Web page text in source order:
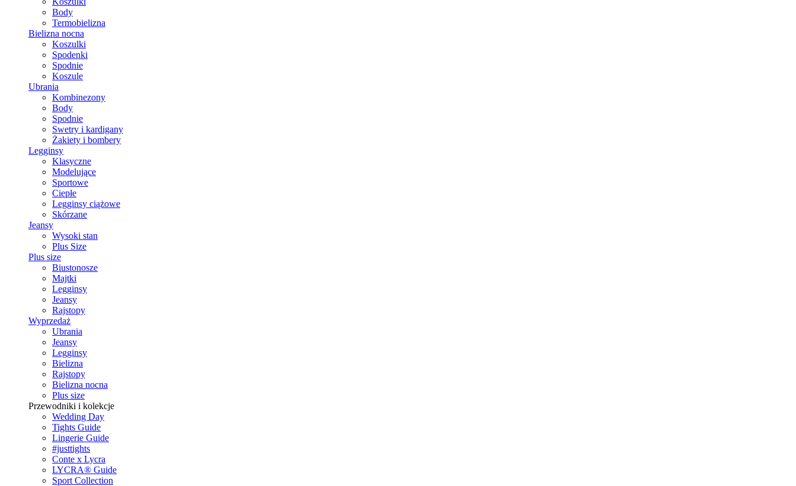
Body
Termobielizna
Bielizna nocna
Koszulki
Spodenki
Spodnie
Koszule
Ubrania
Kombinezony
Body
Spodnie
Swetry i kardigany
Żakiety i bombery
Legginsy
Klasyczne
Modelujące
Sportowe
Ciepłe
Legginsy ciążowe
Skórzane
Jeansy
Wysoki stan
Plus Size
Plus size
Biustonosze
Majtki
Legginsy
Jeansy
Rajstopy
Wyprzedaż
Ubrania
Jeansy
Legginsy
Bielizna
Rajstopy
Bielizna nocna
Plus size
Przewodniki i kolekcje
Wedding Day
Tights Guide
Lingerie Guide
#justtights
Conte x Lycra
LYCRA® Guide
Sport Сollection